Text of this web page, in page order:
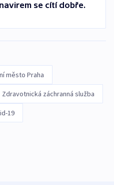
se cítí dobře.
město Praha
Zdravotnická záchranná služba
19